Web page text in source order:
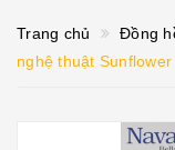
Trang chủ Đồng
nghệ thuật